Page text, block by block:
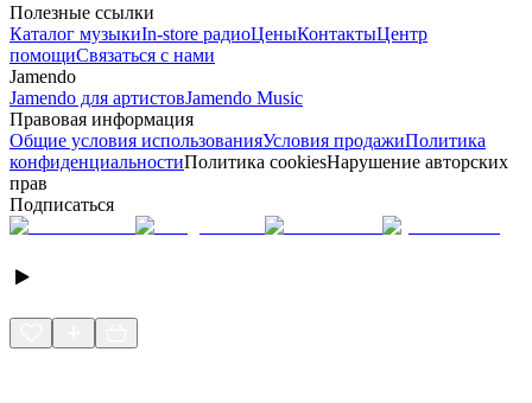
Полезные ссылки
Каталог музыкиIn-store радиоЦеныКонтактыЦентр
помощиСвязаться с нами
Jamendo
Jamendo для артистовJamendo Music
Правовая информация
Общие условия использованияУсловия продажиПолитика
конфиденциальностиПолитика cookiesНарушение авторских
прав
Подписаться